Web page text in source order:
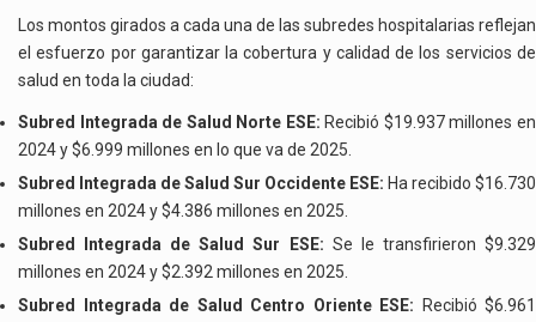
Los montos girados a cada una de las subredes hospitalarias reflejan
el esfuerzo por garantizar la cobertura y calidad de los servicios de
salud en toda la ciudad:
Subred Integrada de Salud Norte ESE: Recibió $19.937 millones en
2024 y $6.999 millones en lo que va de 2025.
Subred Integrada de Salud Sur Occidente ESE: Ha recibido $16.730
millones en 2024 y $4.386 millones en 2025.
Subred Integrada de Salud Sur ESE: Se le transfirieron $9.329
millones en 2024 y $2.392 millones en 2025.
Subred Integrada de Salud Centro Oriente ESE: Recibió $6.961